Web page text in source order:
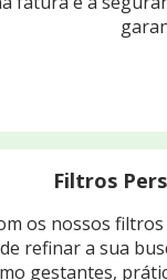
Filtros
os nossos
refinar a sua
gestantes,